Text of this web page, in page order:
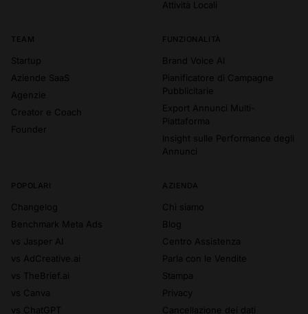
Attività Locali
TEAM
Startup
Aziende SaaS
Agenzie
Creator e Coach
Founder
FUNZIONALITÀ
Brand Voice AI
Pianificatore di Campagne
Pubblicitarie
Export Annunci Multi-
Piattaforma
Insight sulle Performance degli
Annunci
POPOLARI
Changelog
Benchmark Meta Ads
vs Jasper AI
vs AdCreative.ai
vs TheBrief.ai
vs Canva
vs ChatGPT
AZIENDA
Chi siamo
Blog
Centro Assistenza
Parla con le Vendite
Stampa
Privacy
Cancellazione dei dati